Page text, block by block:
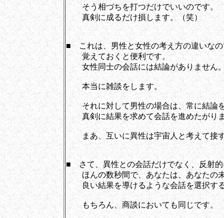
そう相づちを打つだけでいいのです。
真剣に成るだけ損します。（笑）
■ これは、男性と女性の考え方の違いな
覚えておくと便利です。
女性同士の会話には結論がありません
本当に雑談をします。
それに対して男性の場合は、常に結論
真剣に結果を求めて会話を進めたがり
まあ、互いに異性は宇宙人と考えて接
■ さて、異性との会話だけでなく、反射
ほんの数秒間で、あなたは、あなたの
良い結果を導けるような会話を選択す
もちろん、商談においても同じです。